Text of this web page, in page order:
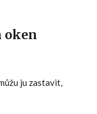
oken
ju zastavit,